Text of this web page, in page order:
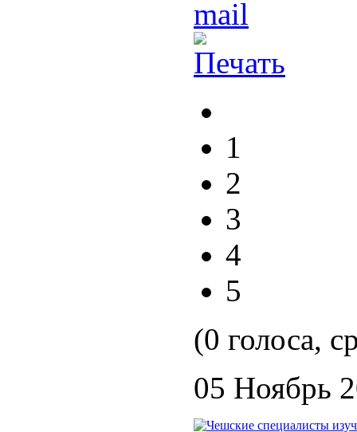
1
2
3
4
5
(0 голоса,
05 Ноябрь